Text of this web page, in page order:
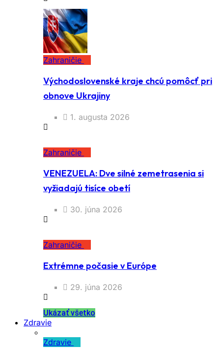
Zahraničie
Východoslovenské kraje chcú pomôcť pri
obnove Ukrajiny
1. augusta 2026
Zahraničie
VENEZUELA: Dve silné zemetrasenia si
vyžiadajú tisíce obetí
30. júna 2026
Zahraničie
Extrémne počasie v Európe
29. júna 2026
Ukázať všetko
Zdravie
Zdravie